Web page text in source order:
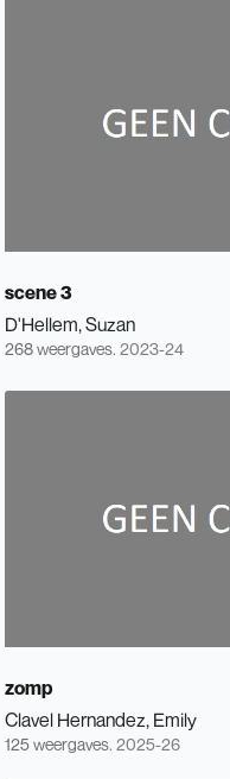
scene 3
D'Hellem, Suzan
268 weergaves. 2023-24
zomp
Clavel Hernandez, Emily
125 weergaves. 2025-26